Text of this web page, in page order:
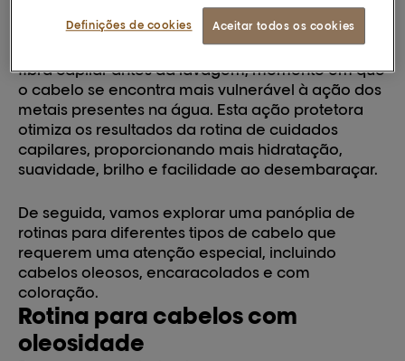
Alguns dos produtos da gama Metal Detox, atuam
preventivamente, reduzindo a porosidade da
fibra capilar antes da lavagem, momento em que
o cabelo se encontra mais vulnerável à ação dos
metais presentes na água. Esta ação protetora
otimiza os resultados da rotina de cuidados
capilares, proporcionando mais hidratação,
suavidade, brilho e facilidade ao desembaraçar.
De seguida, vamos explorar uma panóplia de
rotinas para diferentes tipos de cabelo que
requerem uma atenção especial, incluindo
cabelos oleosos, encaracolados e com
coloração.
Rotina para cabelos com
oleosidade
Definições de cookies Aceitar todos os cookies